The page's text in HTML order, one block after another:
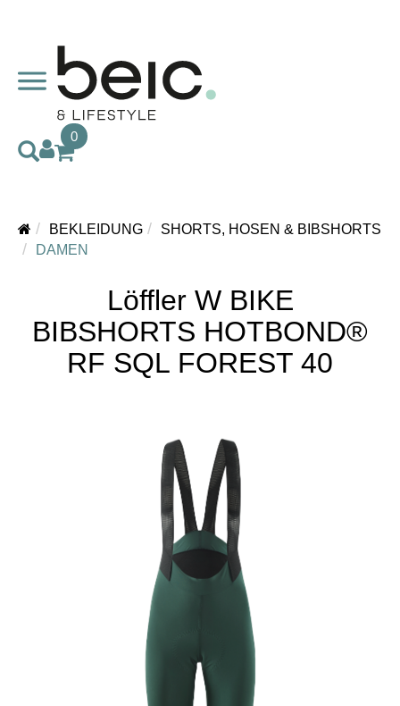
0
BEKLEIDUNG
SHORTS, HOSEN & BIBSHORTS
DAMEN
Löffler W BIKE
BIBSHORTS HOTBOND®
RF SQL FOREST 40